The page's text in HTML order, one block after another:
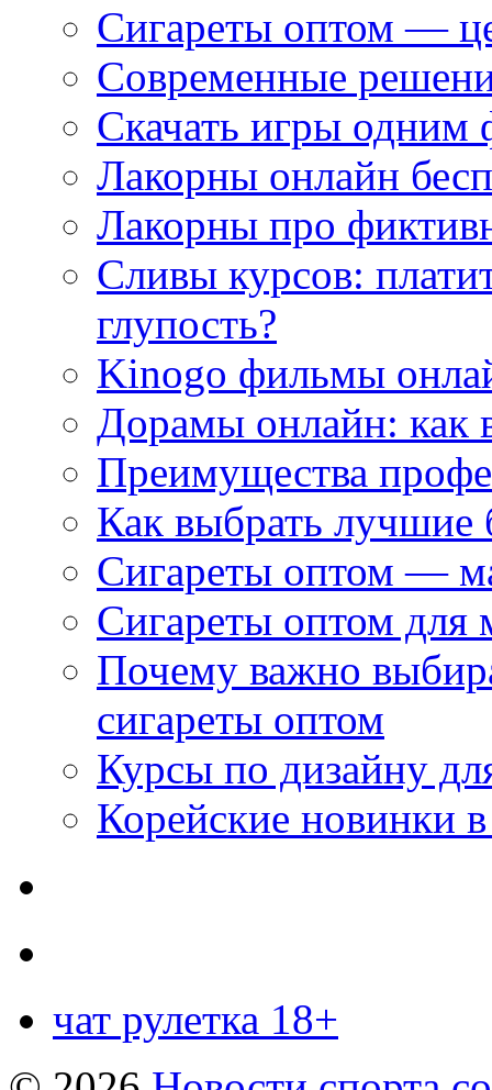
Сигареты оптом —
Современные
Скачать игры одним
Лакорны онлайн
Лакорны про
Сливы курсов:
глупость?
Kinogo фильмы
Дорамы онлайн: как
Преимущества
Как выбрать
Сигареты оптом —
Сигареты оптом для
Почему важно
сигареты оптом
Курсы по дизайну
Корейские новинки
чат рулетка 18+